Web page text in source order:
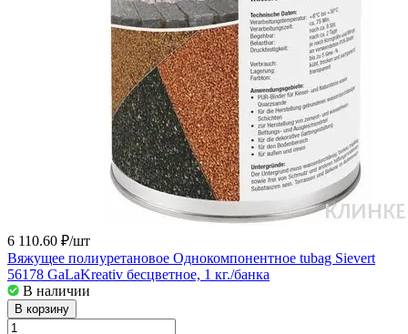
6 110.60 ₽/шт
Вяжущее полиуретановое Однокомпонентное tubag Sievert
56178 GaLaKreativ бесцветное, 1 кг./банка
В наличии
В корзину